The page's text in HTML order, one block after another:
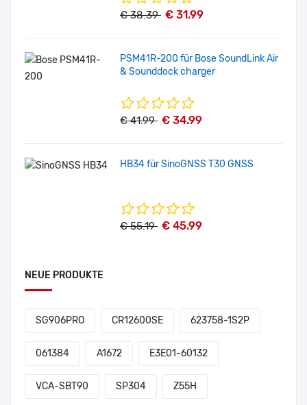
€ 38.39 € 31.99
PSM41R-200 für Bose SoundLink Air
& Sounddock charger
€ 41.99 € 34.99
HB34 für SinoGNSS T30 GNSS
€ 55.19 € 45.99
NEUE PRODUKTE
SG906PRO CR12600SE 623758-1S2P
061384 A1672 E3E01-60132
VCA-SBT90 SP304 Z55H